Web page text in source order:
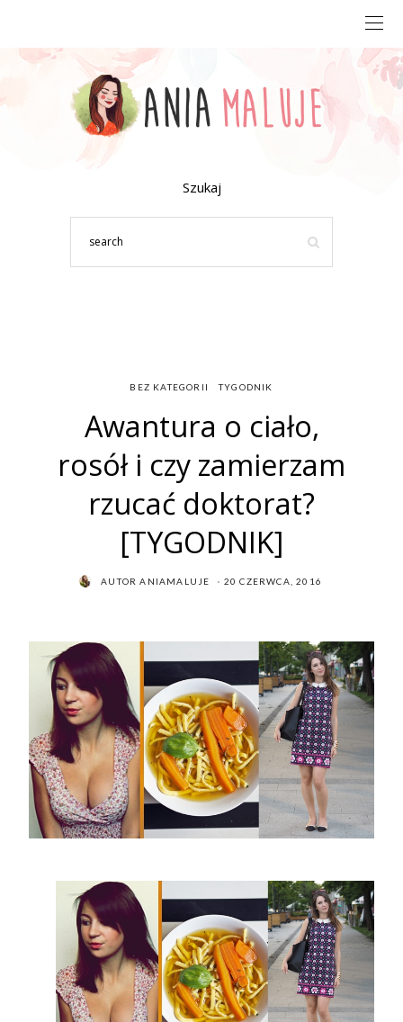
Szukaj
BEZ KATEGORII TYGODNIK
Awantura o ciało,
rosół i czy zamierzam
rzucać doktorat?
[TYGODNIK]
AUTORANIAMALUJE
POSTED
20 CZERWCA, 2016